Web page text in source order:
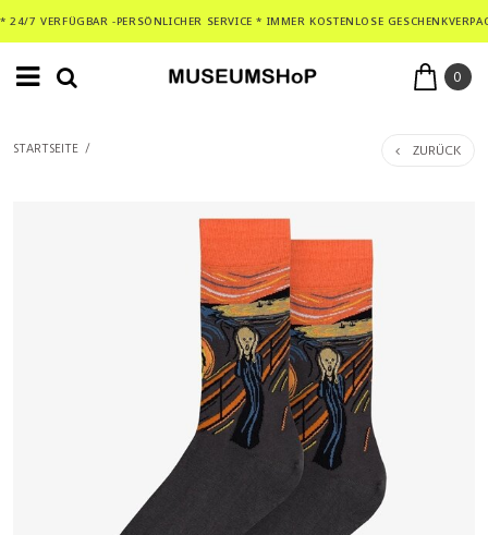
* 24/7 VERFÜGBAR -PERSÖNLICHER SERVICE * IMMER KOSTENLOSE
0
STARTSEITE / ZURÜCK